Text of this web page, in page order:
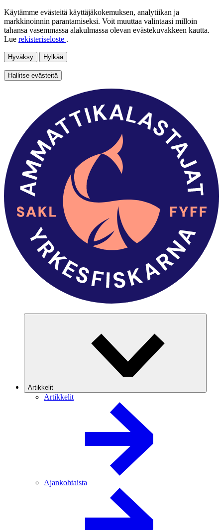
Käytämme evästeitä käyttäjäkokemuksen, analytiikan ja
markkinoinnin parantamiseksi. Voit muuttaa valintaasi milloin
tahansa vasemmassa alakulmassa olevan evästekuvakkeen kautta.
Lue rekisteriseloste .
Hyväksy Hylkää
Hallitse evästeitä
Artikkelit
Artikkelit
Ajankohtaista